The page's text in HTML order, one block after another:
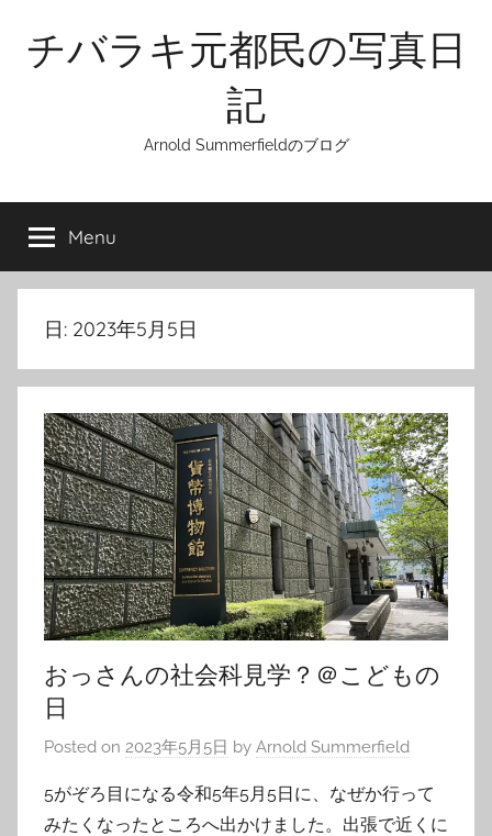
content
チバラキ元都民の写真日
記
Arnold Summerfieldのブログ
Menu
日: 2023年5月5日
おっさんの社会科見学？＠こどもの
日
Posted on 2023年5月5日 by Arnold Summerfield
5がぞろ目になる令和5年5月5日に、なぜか行って
みたくなったところへ出かけました。出張で近くに